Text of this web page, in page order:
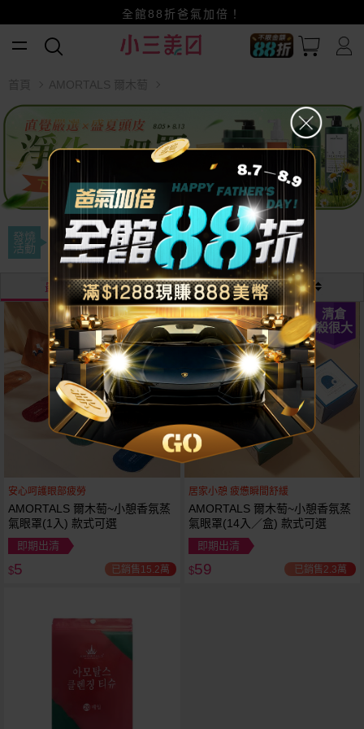
小三美日x全支付~美幣+全點折上折超划算
全館88折爸氣加倍！
發燒
活動
即期出清
最熱銷 最新 價格
首頁 AMORTALS 爾木萄
清倉
殺很大
安心呵護眼部疲勞
AMORTALS 爾木萄~小憩香氛蒸
氣眼罩(1入) 款式可選
即期出清
$5 已銷售15.2萬
清倉
殺很大
居家小憩 疲憊瞬間舒緩
AMORTALS 爾木萄~小憩香氛蒸
氣眼罩(14入／盒) 款式可選
即期出清
$59 已銷售2.3萬